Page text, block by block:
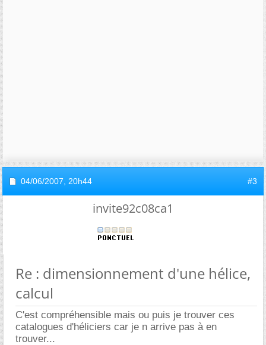
04/06/2007, 20h44 #3
invite92c08ca1
Re : dimensionnement d'une hélice,
calcul
C'est compréhensible mais ou puis je trouver ces
catalogues d'héliciers car je n arrive pas à en
trouver...